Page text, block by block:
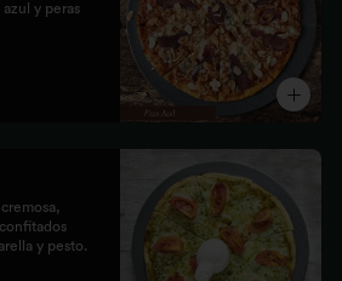
azul y peras
y pesto.